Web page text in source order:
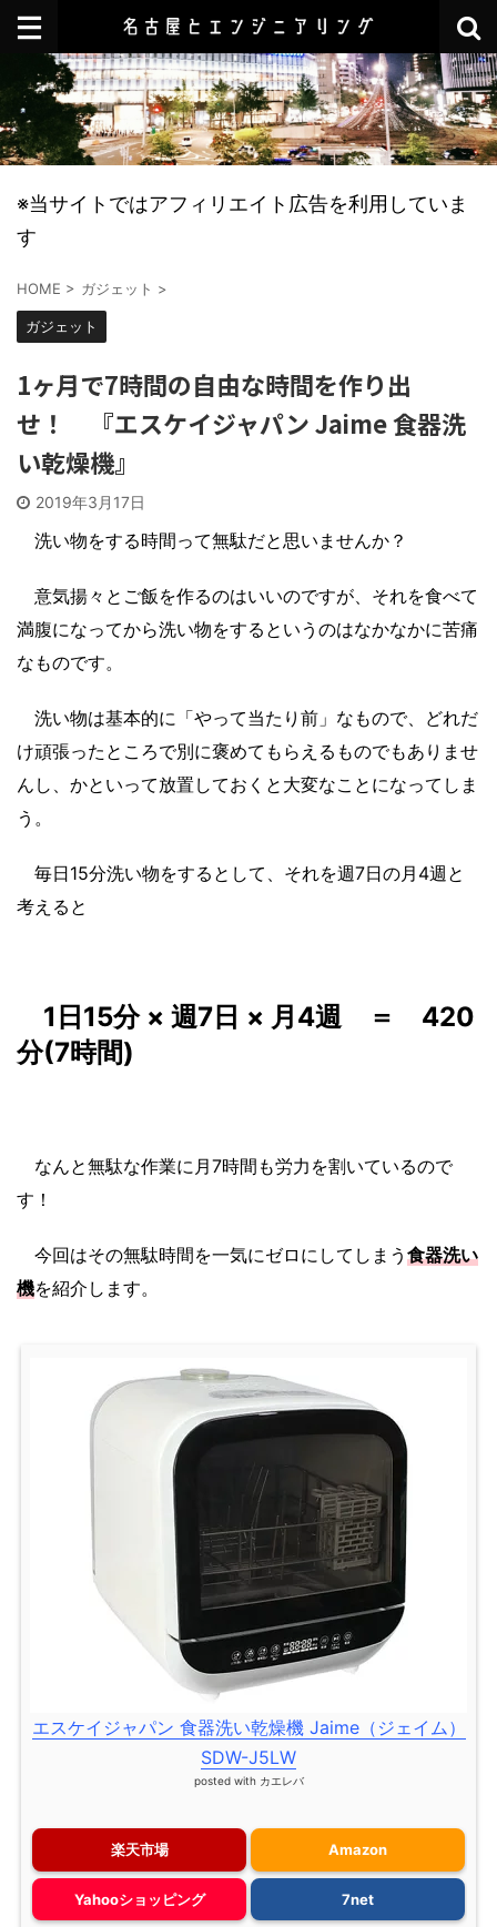
※当サイトではアフィリエイト広告を利用していま
す
HOME > ガジェット >
ガジェット
1ヶ月で7時間の自由な時間を作り出
せ！ 『エスケイジャパン Jaime 食器洗
い乾燥機』
2019年3月17日
洗い物をする時間って無駄だと思いませんか？
意気揚々とご飯を作るのはいいのですが、それを食べて
満腹になってから洗い物をするというのはなかなかに苦痛
なものです。
洗い物は基本的に「やって当たり前」なもので、どれだ
け頑張ったところで別に褒めてもらえるものでもありませ
んし、かといって放置しておくと大変なことになってしま
う。
毎日15分洗い物をするとして、それを週7日の月4週と
考えると
1日15分 × 週7日 × 月4週 ＝ 420
分(7時間)
なんと無駄な作業に月7時間も労力を割いているので
す！
今回はその無駄時間を一気にゼロにしてしまう 食器洗い
機を紹介します。
エスケイジャパン 食器洗い乾燥機 Jaime（ジェイム）
SDW-J5LW
posted with カエレバ
楽天市場 Amazon
Yahooショッピング 7net